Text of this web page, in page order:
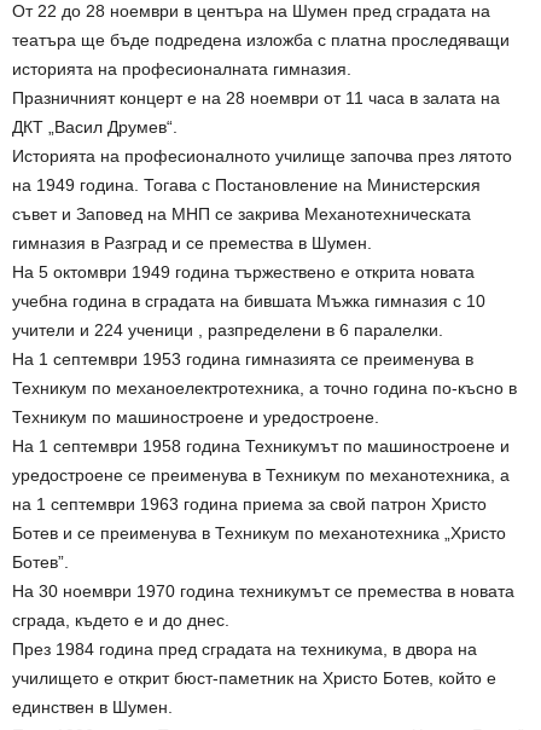
От 22 до 28 ноември в центъра на Шумен пред сградата на
театъра ще бъде подредена изложба с платна проследяващи
историята на професионалната гимназия.
Празничният концерт е на 28 ноември от 11 часа в залата на
ДКТ „Васил Друмев“.
Историята на професионалното училище започва през лятото
на 1949 година. Тогава с Постановление на Министерския
съвет и Заповед на МНП се закрива Механотехническата
гимназия в Разград и се премества в Шумен.
На 5 октомври 1949 година тържествено е открита новата
учебна година в сградата на бившата Мъжка гимназия с 10
учители и 224 ученици , разпределени в 6 паралелки.
На 1 септември 1953 година гимназията се преименува в
Техникум по механоелектротехника, а точно година по-късно в
Техникум по машиностроене и уредостроене.
На 1 септември 1958 година Техникумът по машиностроене и
уредостроене се преименува в Техникум по механотехника, а
на 1 септември 1963 година приема за свой патрон Христо
Ботев и се преименува в Техникум по механотехника „Христо
Ботев”.
На 30 ноември 1970 година техникумът се премества в новата
сграда, където е и до днес.
През 1984 година пред сградата на техникума, в двора на
училището е открит бюст-паметник на Христо Ботев, който е
единствен в Шумен.